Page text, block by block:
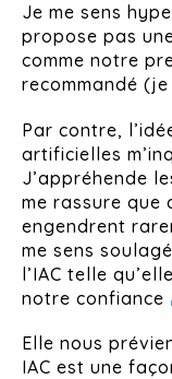
Je me sens
propose pas
comme notre
recommandé
Par contre,
artificielles
J’appréhende
me rassure que
engendrent
me sens
l’IAC telle
notre confiance
Elle nous
IAC est une